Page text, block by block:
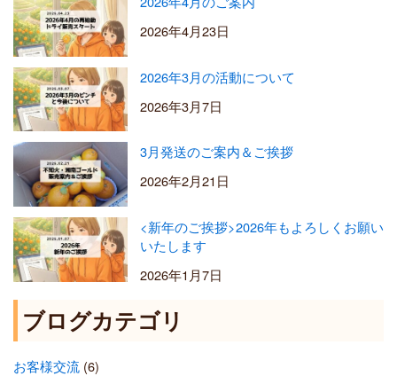
2026年4月23日
2026年3月の活動について
2026年3月7日
3月発送のご案内＆ご挨拶
2026年2月21日
<新年のご挨拶>2026年もよろしくお願い
いたします
2026年1月7日
ブログカテゴリ
お客様交流(6)